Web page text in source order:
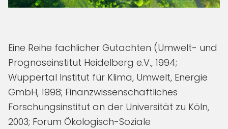
Eine Reihe fachlicher Gutachten (Umwelt- und
Prognoseinstitut Heidelberg e.V., 1994;
Wuppertal Institut für Klima, Umwelt, Energie
GmbH, 1998; Finanzwissenschaftliches
Forschungsinstitut an der Universität zu Köln,
2003; Forum Ökologisch-Soziale